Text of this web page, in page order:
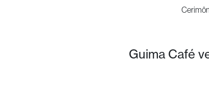
Guima Café